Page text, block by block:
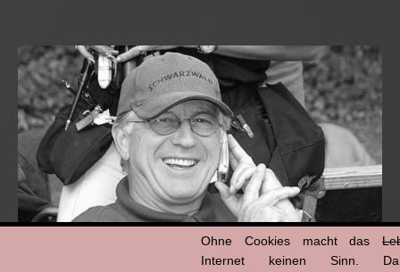
Ohne Cookies macht das
Internet keinen Sinn.